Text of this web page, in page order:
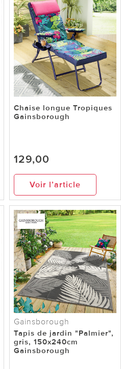
Chaise longue Tropiques
Gainsborough
129,00
Voir l’article
Gainsborough
Tapis de jardin "Palmier",
gris, 150x240cm
Gainsborough